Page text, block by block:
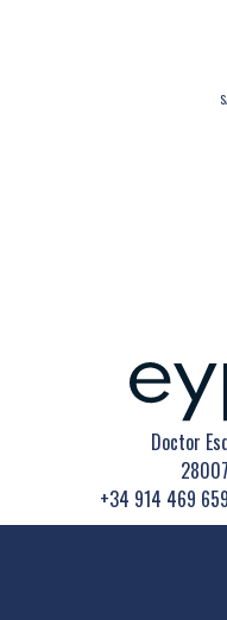
Doctor
+34 914 469 659